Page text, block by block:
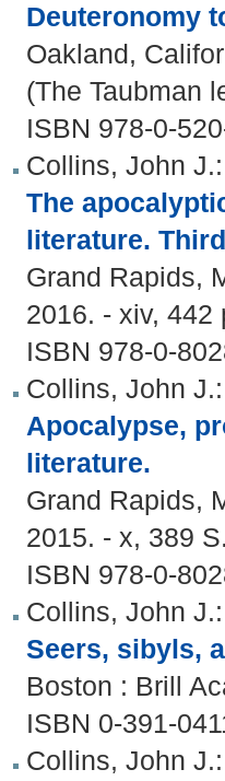
Deuteronomy
Oakland,
(The Taubman
ISBN 978-0-
Collins, John J.:
The
literature.
Grand Rapids,
2016. - xiv, 442
ISBN 978-0-
Collins, John J.:
Apocalypse,
literature.
Grand Rapids,
2015. - x, 389
ISBN 978-0-
Collins, John J.:
Seers, sibyls,
Boston : Brill
ISBN 0-391-
Collins, John J.: